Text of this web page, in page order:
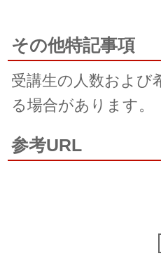
その他特記事項
受講生の人数および
る場合があります。
参考URL